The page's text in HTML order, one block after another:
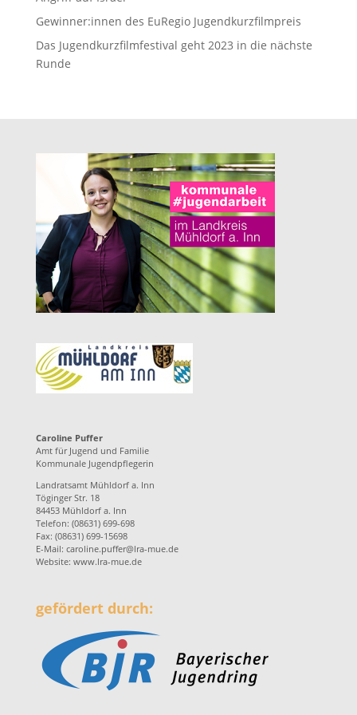
Gewinner:innen des EuRegio Jugendkurzfilmpreis
Das Jugendkurzfilmfestival geht 2023 in die nächste
Runde
Caroline Puffer
Amt für Jugend und Familie
Kommunale Jugendpflegerin
Landratsamt Mühldorf a. Inn
Töginger Str. 18
84453 Mühldorf a. Inn
Telefon: (08631) 699-698
Fax: (08631) 699-15698
E-Mail: caroline.puffer@lra-mue.de
Website: www.lra-mue.de
gefördert durch: